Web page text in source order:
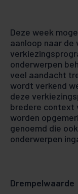
Deze week
aanloop naar de
onderwerpen
veel aandacht
wordt verkend
deze
bredere context
worden
genoemd die
onderwerpen
Drempelwaarde